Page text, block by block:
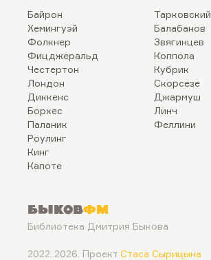
Байрон
Хемингуэй
Фолкнер
Фицджеральд
Честертон
Лондон
Диккенс
Борхес
Паланик
Роулинг
Кинг
Капоте
Тарковский
Балабанов
Звягинцев
Коппола
Кубрик
Скорсезе
Джармуш
Линч
Феллини
БыковФМ
Библиотека Дмитрия Быкова
2022..2026. Проект Стаса Сырицына